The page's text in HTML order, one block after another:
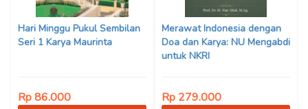
Hari Minggu Pukul Sembilan
Seri 1 Karya Maurinta
Rp 86.000
Merawat Indonesia dengan
Doa dan Karya: NU Mengabdi
untuk NKRI
Rp 279.000